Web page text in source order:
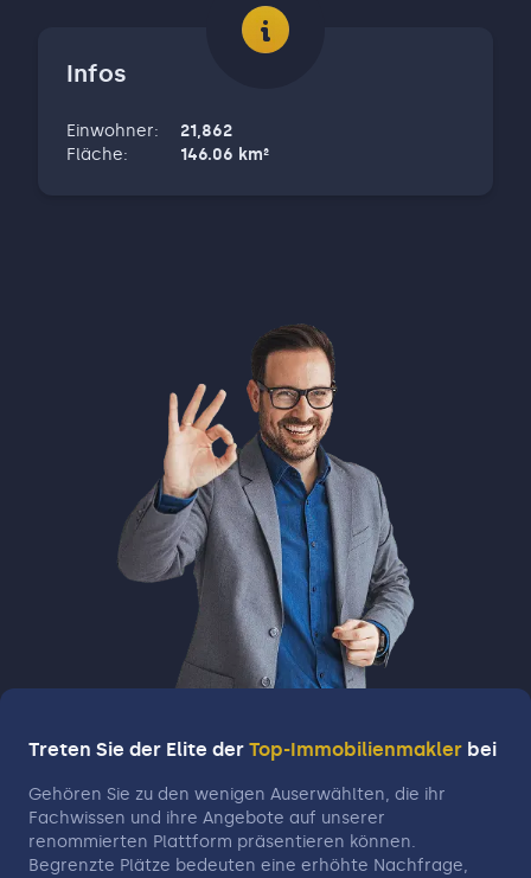
Infos
Einwohner:
21,862
Fläche: 146.06 km²
Treten Sie der Elite der Top-Immobilienmakler bei
Gehören Sie zu den wenigen Auserwählten, die ihr
Fachwissen und ihre Angebote auf unserer
renommierten Plattform präsentieren können.
Begrenzte Plätze bedeuten eine erhöhte Nachfrage,